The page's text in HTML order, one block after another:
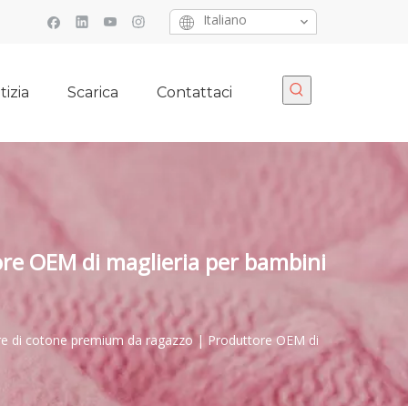
Italiano
Scarica Contattaci
OEM di maglieria per bambini
di cotone premium da ragazzo | Produttore OEM di